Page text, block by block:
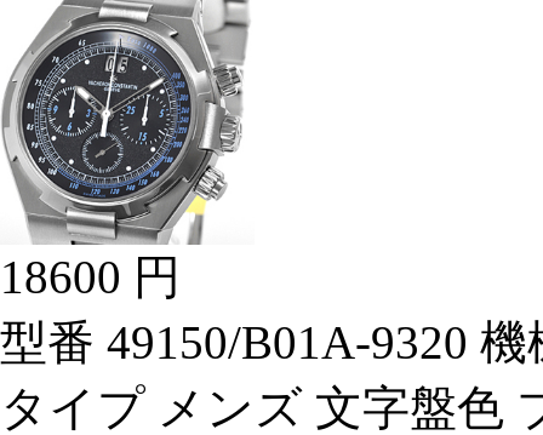
18600 円
型番 49150/B01A-9320
タイプ メンズ 文字盤色